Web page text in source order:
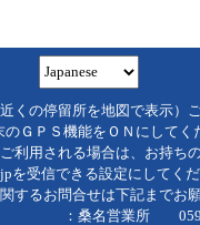
くの停留所を地図で表示）ご
ＧＰＳ機能をＯＮにしてく
利用される場合は、お持ちの
を受信できる設定にしてくだ
するお問合せは下記までお願
：桑名営業所 0594-